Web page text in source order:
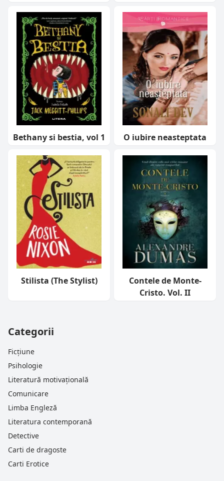
Bethany si bestia, vol 1 O iubire neasteptata
Stilista (The Stylist)
Contele de Monte-
Cristo. Vol. II
Categorii
Ficțiune
Psihologie
Literatură motivațională
Comunicare
Limba Engleză
Literatura contemporană
Detective
Carti de dragoste
Carti Erotice